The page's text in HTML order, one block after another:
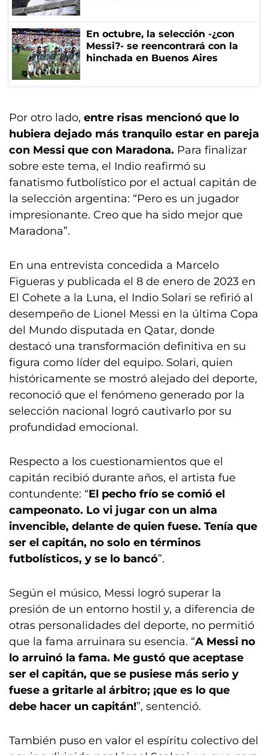
En octubre, la selección -¿con
Messi?- se reencontrará con la
hinchada en Buenos Aires
Por otro lado, entre risas mencionó que lo
hubiera dejado más tranquilo estar en pareja
con Messi que con Maradona. Para finalizar
sobre este tema, el Indio reafirmó su
fanatismo futbolístico por el actual capitán de
la selección argentina: “Pero es un jugador
impresionante. Creo que ha sido mejor que
Maradona”.
En una entrevista concedida a Marcelo
Figueras y publicada el 8 de enero de 2023 en
El Cohete a la Luna, el Indio Solari se refirió al
desempeño de Lionel Messi en la última Copa
del Mundo disputada en Qatar, donde
destacó una transformación definitiva en su
figura como líder del equipo. Solari, quien
históricamente se mostró alejado del deporte,
reconoció que el fenómeno generado por la
selección nacional logró cautivarlo por su
profundidad emocional.
Respecto a los cuestionamientos que el
capitán recibió durante años, el artista fue
contundente: “El pecho frío se comió el
campeonato. Lo vi jugar con un alma
invencible, delante de quien fuese. Tenía que
ser el capitán, no solo en términos
futbolísticos, y se lo bancó”.
Según el músico, Messi logró superar la
presión de un entorno hostil y, a diferencia de
otras personalidades del deporte, no permitió
que la fama arruinara su esencia. “A Messi no
lo arruinó la fama. Me gustó que aceptase
ser el capitán, que se pusiese más serio y
fuese a gritarle al árbitro; ¡que es lo que
debe hacer un capitán!”, sentenció.
También puso en valor el espíritu colectivo del